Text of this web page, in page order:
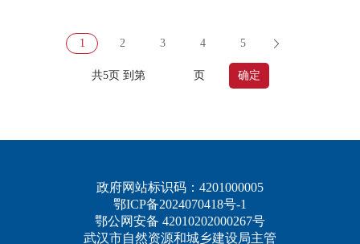
1 2 3 4 5
共5页 到第 页 确定
政府网站标识码：4201000005
鄂ICP备2024070418号-1
鄂公网安备 42010202000267号
武汉市自然资源和城乡建设局主管